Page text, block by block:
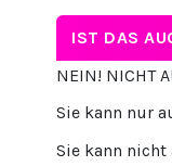
IST DAS
NEIN! NICHT
Sie kann nur
Sie kann